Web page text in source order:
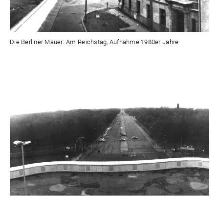
Die Berliner Mauer: Am Reichstag, Aufnahme 1980er Jahre